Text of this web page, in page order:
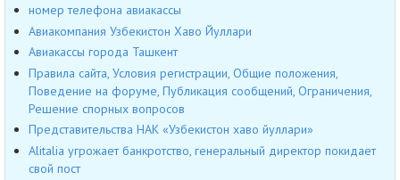
номер телефона авиакассы
Авиакомпания Узбекистон Хаво Йуллари
Авиакассы города Ташкент
Правила сайта, Условия регистрации, Общие положения,
Поведение на форуме, Публикация сообщений, Ограничения,
Решение спорных вопросов
Представительства НАК «Узбекистон хаво йуллари»
Alitalia угрожает банкротство, генеральный директор покидает
свой пост